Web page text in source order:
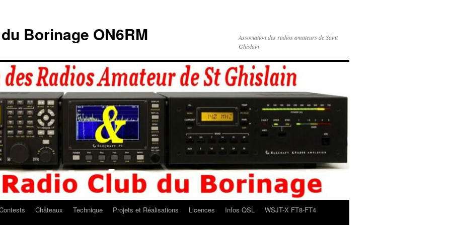
Borinage ON6RM
Association des radios amateurs de Saint
Ghislain
Châteaux Technique Projets et Réalisations Licences Infos QSL
WSJT-X FT8-FT4